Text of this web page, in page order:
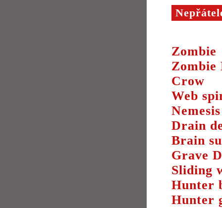
Zombie
Zombie
Crow
Web
Drain
Brain
Grave
Sliding
Hunter
Hunter